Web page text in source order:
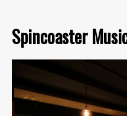
Spincoaster